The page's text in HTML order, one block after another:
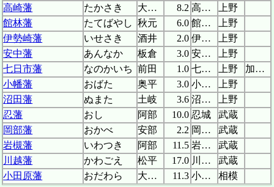
高崎藩
たかさき 大河内 8.2 高崎城
上野
館林藩
たてばやし 秋元 6.0 館林城
上野
伊勢崎藩
いせさき 酒井 2.0 伊勢崎陣屋
上野
安中藩
あんなか 板倉 3.0 安中城
上野
七日市藩
なのかいち 前田 1.0 七日市陣屋 上野
加賀藩支藩
小幡藩
おばた 奥平 3.0 小幡陣屋
上野
沼田藩
ぬまた 土岐 3.6 沼田城
上野
忍藩
おし 阿部 10.0 忍城
武蔵
岡部藩
おかべ 安部 2.2 岡部陣屋
武蔵
岩槻藩
いわつき 阿部 11.5 岩槻城
武蔵
川越藩
かわごえ 松平 17.0 川越城
武蔵
小田原藩
おだわら 大久保 11.3 小田原城 相模